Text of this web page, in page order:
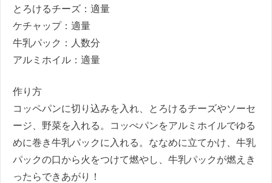
とろけるチーズ：適量
ケチャップ：適量
牛乳パック：人数分
アルミホイル：適量
作り方
コッペパンに切り込みを入れ、とろけるチーズやソーセ
ージ、野菜を入れる。コッぺパンをアルミホイルでゆる
めに巻き牛乳パックに入れる。ななめに立てかけ、牛乳
パックの口から火をつけて燃やし、牛乳パックが燃えき
ったらできあがり！